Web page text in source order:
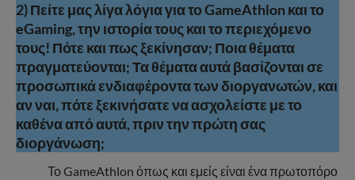
2) Πείτε μας λίγα λόγια για το GameAthlon και το
eGaming, την ιστορία τους και το περιεχόμενο
τους! Πότε και πως ξεκίνησαν; Ποια θέματα
πραγματεύονται; Τα θέματα αυτά βασίζονται σε
προσωπικά ενδιαφέροντα των διοργανωτών, και
αν ναι, πότε ξεκινήσατε να ασχολείστε με το
καθένα από αυτά, πριν την πρώτη σας
διοργάνωση;
Το GameAthlon όπως και εμείς είναι ένα πρωτοπόρο